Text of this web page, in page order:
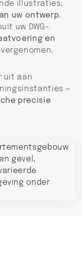
illustraties,
uw ontwerp.
uw DWG-
en
uit aan
—
precisie